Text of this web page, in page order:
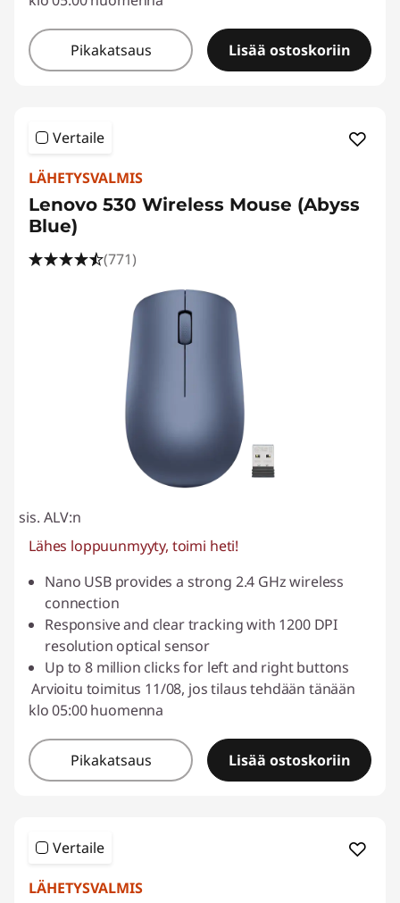
Pikakatsaus Lisää ostoskoriin
Vertaile
LÄHETYSVALMIS
Lenovo 530 Wireless Mouse (Abyss
Blue)
(771)
sis. ALV:n
Lähes loppuunmyyty, toimi heti!
Nano USB provides a strong 2.4 GHz wireless
connection
Responsive and clear tracking with 1200 DPI
resolution optical sensor
Up to 8 million clicks for left and right buttons
Arvioitu toimitus 11/08, jos tilaus tehdään tänään
klo 05:00 huomenna
Pikakatsaus Lisää ostoskoriin
Vertaile
LÄHETYSVALMIS